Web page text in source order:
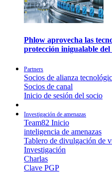
Phlow aprovecha las
protección inigualable del
Partners
Socios de alianza
Socios de canal
Inicio de sesión del socio
Investigación de amenazas
Team82 Inicio
inteligencia de amenazas
Tablero de divulgación de
Investigación
Charlas
Clave PGP